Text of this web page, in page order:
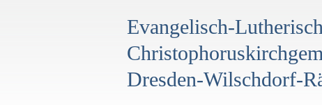
Evangelisch-
Dresden-Wilschdorf-